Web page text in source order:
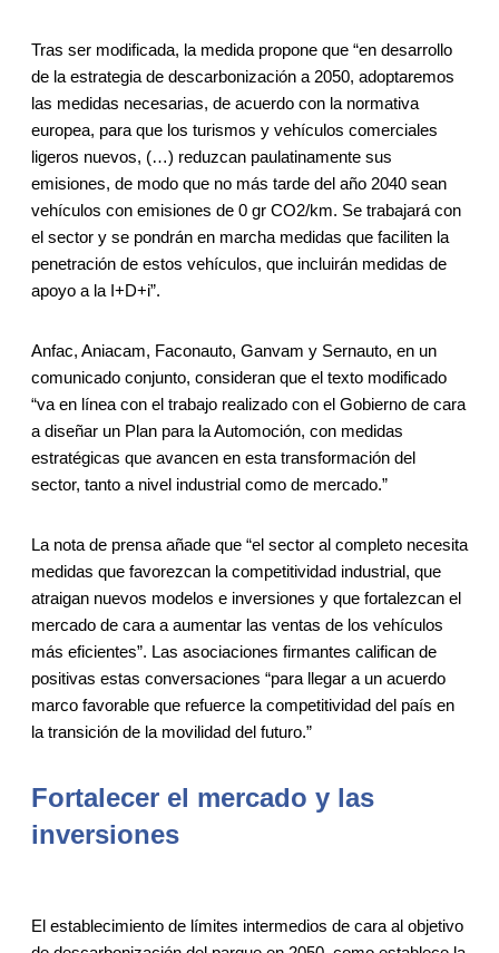
Tras ser modificada, la medida propone que “en desarrollo
de la estrategia de descarbonización a 2050, adoptaremos
las medidas necesarias, de acuerdo con la normativa
europea, para que los turismos y vehículos comerciales
ligeros nuevos, (…) reduzcan paulatinamente sus
emisiones, de modo que no más tarde del año 2040 sean
vehículos con emisiones de 0 gr CO2/km. Se trabajará con
el sector y se pondrán en marcha medidas que faciliten la
penetración de estos vehículos, que incluirán medidas de
apoyo a la I+D+i”.
Anfac, Aniacam, Faconauto, Ganvam y Sernauto, en un
comunicado conjunto, consideran que el texto modificado
“va en línea con el trabajo realizado con el Gobierno de cara
a diseñar un Plan para la Automoción, con medidas
estratégicas que avancen en esta transformación del
sector, tanto a nivel industrial como de mercado.”
La nota de prensa añade que “el sector al completo necesita
medidas que favorezcan la competitividad industrial, que
atraigan nuevos modelos e inversiones y que fortalezcan el
mercado de cara a aumentar las ventas de los vehículos
más eficientes”. Las asociaciones firmantes califican de
positivas estas conversaciones “para llegar a un acuerdo
marco favorable que refuerce la competitividad del país en
la transición de la movilidad del futuro.”
Fortalecer el mercado y las
inversiones
El establecimiento de límites intermedios de cara al objetivo